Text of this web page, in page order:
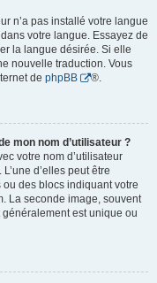
n’a pas installé votre langue
votre langue. Essayez de
la langue désirée. Si elle
nouvelle traduction. Vous
de phpBB ®.
mon nom d’utilisateur ?
votre nom d’utilisateur
d’elles peut être
des blocs indiquant votre
La seconde image, souvent
est unique ou